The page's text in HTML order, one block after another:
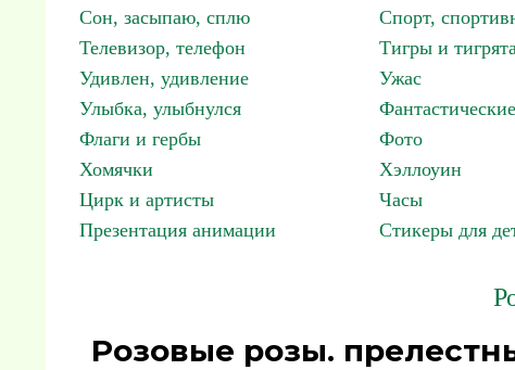
Сон, засыпаю, сплю
Спорт,
Телевизор, телефон
Тигры и
Удивлен, удивление
Ужас
Улыбка, улыбнулся
Флаги и гербы
Фото
Хомячки
Хэллоуин
Цирк и артисты
Часы
Презентация анимации
Стикеры для
Розовые розы.